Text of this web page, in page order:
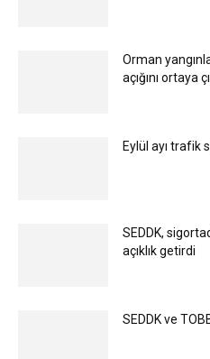
Orman
açığını ortaya
Eylül ayı trafik
SEDDK,
açıklık getirdi
SEDDK ve